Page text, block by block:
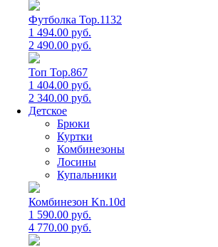
Футболка Top.1132
1 494.00 руб.
2 490.00 руб.
Топ Top.867
1 404.00 руб.
2 340.00 руб.
Детское
Брюки
Куртки
Комбинезоны
Лосины
Купальники
Комбинезон Kn.10d
1 590.00 руб.
4 770.00 руб.